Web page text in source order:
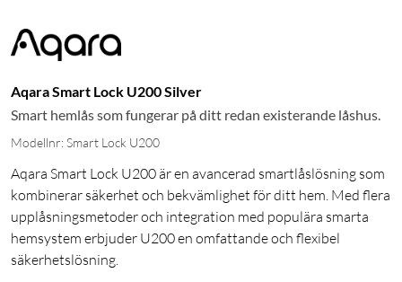
Aqara Smart Lock U200 Silver
Smart hemlås som fungerar på ditt redan existerande låshus.
Modellnr: Smart Lock U200
Aqara Smart Lock U200 är en avancerad smartlåslösning som
kombinerar säkerhet och bekvämlighet för ditt hem. Med flera
upplåsningsmetoder och integration med populära smarta
hemsystem erbjuder U200 en omfattande och flexibel
säkerhetslösning.